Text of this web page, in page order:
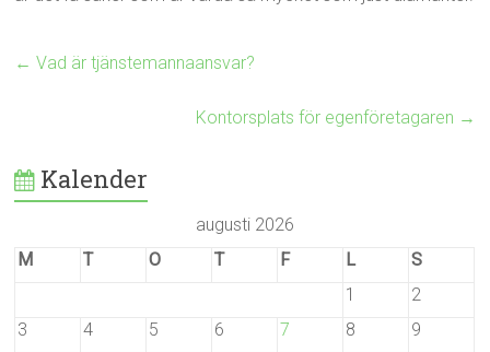
← Vad är tjänstemannaansvar?
Kontorsplats för egenföretagaren →
Kalender
augusti 2026
M
T O T F L
S
1
2
3
4 5 6 7 8
9